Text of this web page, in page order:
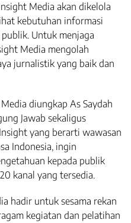
Media akan dikelola
kebutuhan informasi
Untuk menjaga
Media mengolah
jurnalistik yang baik dan
diungkap As Saydah
Jawab sekaligus
yang berarti wawasan
Indonesia, ingin
kepada publik
kanal yang tersedia.
hadir untuk sesama rekan
kegiatan dan pelatihan